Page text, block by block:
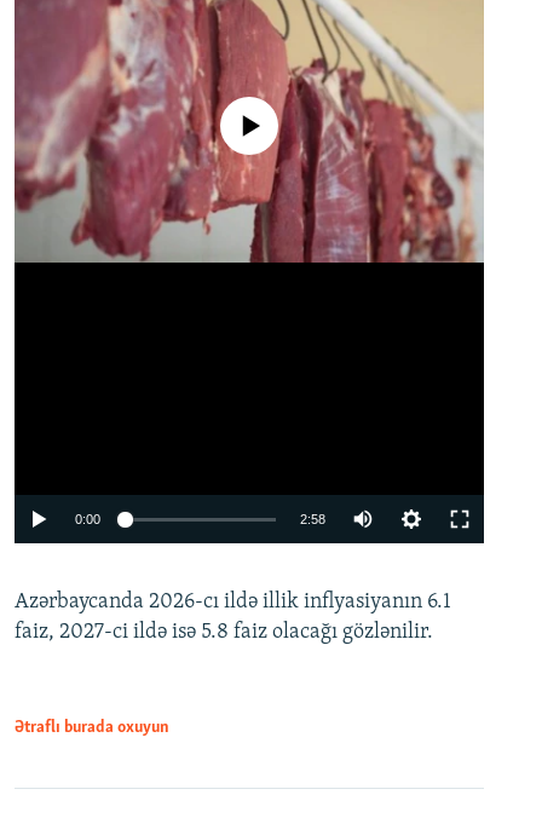
No media source currently available
0:00 2:58
360p
480p
Azərbaycanda 2026-cı ildə illik inflyasiyanın 6.1
faiz, 2027-ci ildə isə 5.8 faiz olacağı gözlənilir.
Ətraflı burada oxuyun